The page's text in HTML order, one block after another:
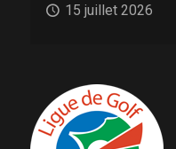
15 juillet 2026